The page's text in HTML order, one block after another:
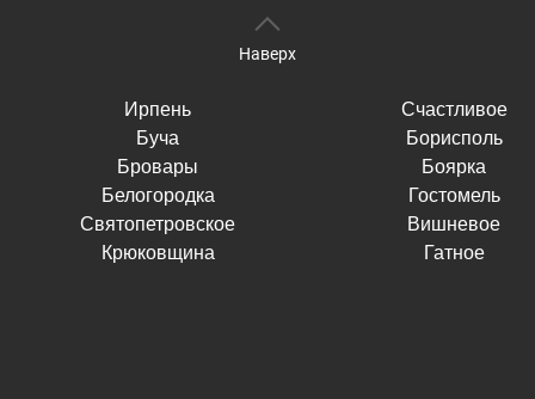
Наверх
Ирпень
Буча
Бровары
Белогородка
Святопетровское
Крюковщина
Счастливое
Борисполь
Боярка
Гостомель
Вишневое
Гатное